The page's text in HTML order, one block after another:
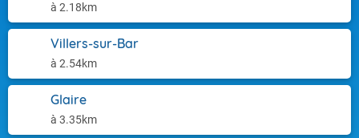
à 2.18km
Villers-sur-Bar
à 2.54km
Glaire
à 3.35km